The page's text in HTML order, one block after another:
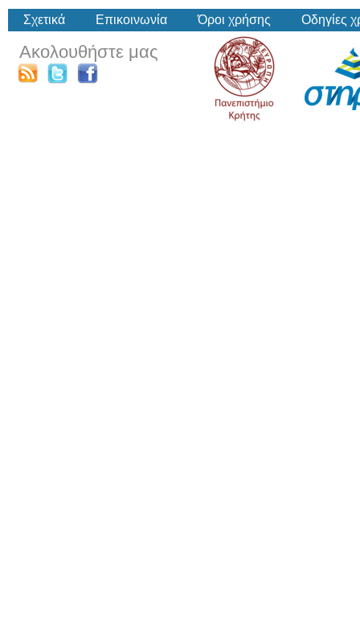
Σχετικά Επικοινωνία Όροι χρήσης Οδηγίες
Ακολουθήστε μας